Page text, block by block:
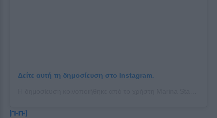
Δείτε αυτή τη δημοσίευση στο Instagram.
[ΠΗΓΗ]